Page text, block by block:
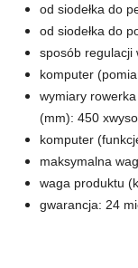
od siodełka do
od siodełka do
sposób regulacji
komputer
wymiary
(mm): 450
komputer
maksymalna
waga produktu
gwarancja: 24